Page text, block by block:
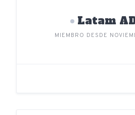
Latam
MIEMBRO DESDE